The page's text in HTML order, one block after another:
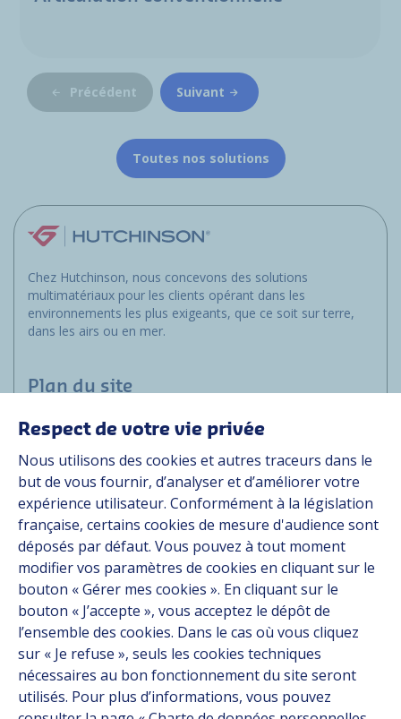
Précédent Suivant
Toutes nos solutions
Chez Hutchinson, nous concevons des solutions
multimatériaux pour les clients opérant dans les
environnements les plus exigeants, que ce soit sur terre,
dans les airs ou en mer.
Plan du site
Applications
Solutions
Ressources
À propos
Carrière
Contact
Suivez-nous
Linkedin
Instagram
Respect de votre vie privée
Nous utilisons des cookies et autres traceurs dans le
but de vous fournir, d’analyser et d’améliorer votre
expérience utilisateur. Conformément à la législation
française, certains cookies de mesure d'audience sont
déposés par défaut. Vous pouvez à tout moment
modifier vos paramètres de cookies en cliquant sur le
bouton « Gérer mes cookies ». En cliquant sur le
bouton « J’accepte », vous acceptez le dépôt de
l’ensemble des cookies. Dans le cas où vous cliquez
sur « Je refuse », seuls les cookies techniques
nécessaires au bon fonctionnement du site seront
utilisés. Pour plus d’informations, vous pouvez